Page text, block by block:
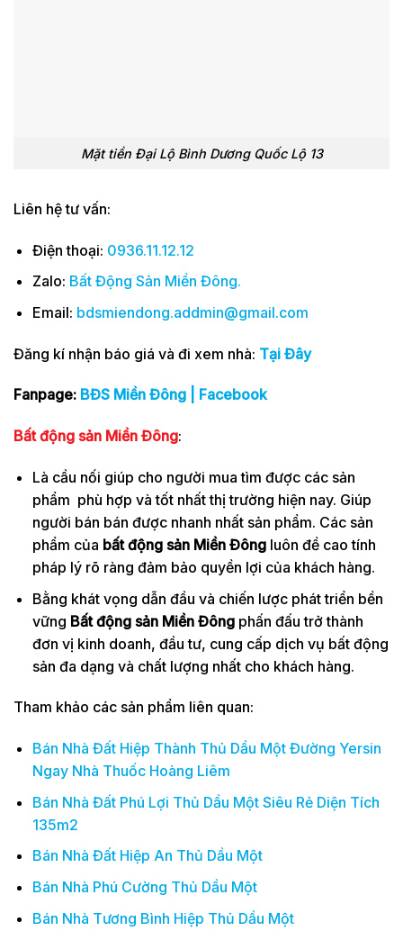
Mặt tiền Đại Lộ Bình Dương Quốc Lộ 13
Liên hệ tư vấn:
Điện thoại: 0936.11.12.12
Zalo: Bất Động Sản Miền Đông.
Email: bdsmiendong.addmin@gmail.com
Đăng kí nhận báo giá và đi xem nhà: Tại Đây
Fanpage: BĐS Miền Đông | Facebook
Bất động sản Miền Đông:
Là cầu nối giúp cho người mua tìm được các sản
phẩm phù hợp và tốt nhất thị trường hiện nay. Giúp
người bán bán được nhanh nhất sản phẩm. Các sản
phẩm của bất động sản Miền Đôngluôn đề cao tính
pháp lý rõ ràng đảm bảo quyền lợi của khách hàng.
Bằng khát vọng dẫn đầu và chiến lược phát triển bền
vững Bất động sản Miền Đôngphấn đấu trở thành
đơn vị kinh doanh, đầu tư, cung cấp dịch vụ bất động
sản đa dạng và chất lượng nhất cho khách hàng.
Tham khảo các sản phẩm liên quan:
Bán Nhà Đất Hiệp Thành Thủ Dầu Một Đường Yersin
Ngay Nhà Thuốc Hoàng Liêm
Bán Nhà Đất Phú Lợi Thủ Dầu Một Siêu Rẻ Diện Tích
135m2
Bán Nhà Đất Hiệp An Thủ Dầu Một
Bán Nhà Phú Cường Thủ Dầu Một
Bán Nhà Tương Bình Hiệp Thủ Dầu Một